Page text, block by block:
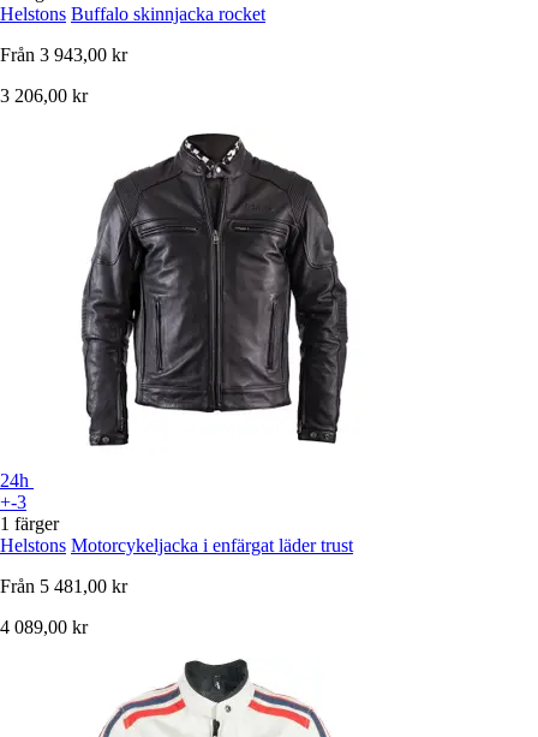
Helstons Buffalo skinnjacka rocket
Från 3 943,00 kr
3 206,00 kr
24h
+-3
1 färger
Helstons Motorcykeljacka i enfärgat läder trust
Från 5 481,00 kr
4 089,00 kr